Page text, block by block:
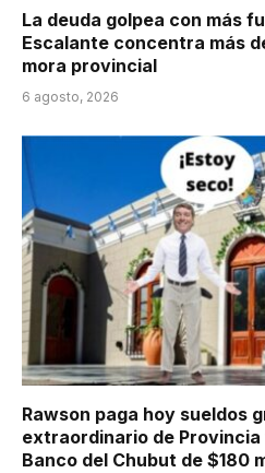
La deuda golpea con más
Escalante concentra más
mora provincial
6 agosto, 2026
Rawson paga hoy sueldos
extraordinario de
Banco del Chubut de $180